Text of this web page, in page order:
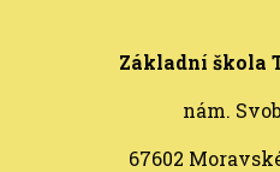
Základní škola
nám.
67602